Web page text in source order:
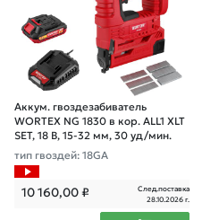
Аккум. гвоздезабиватель
WORTEX NG 1830 в кор. ALL1 XLT
SET, 18 В, 15-32 мм, 30 уд/мин.
тип гвоздей: 18GA
10 160,00₽
След.поставка
28.10.2026 г.